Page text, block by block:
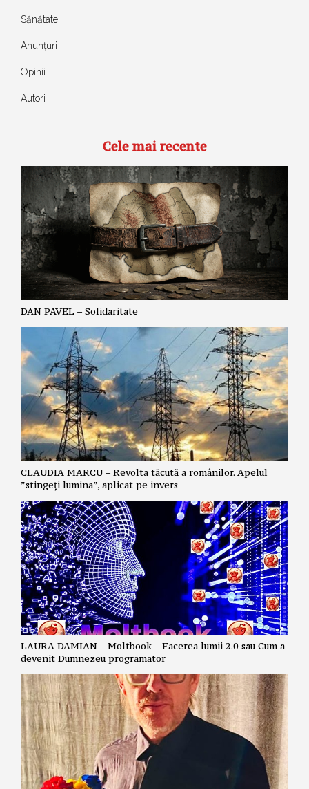
Sănătate
Anunțuri
Opinii
Autori
Cele mai recente
DAN PAVEL – Solidaritate
CLAUDIA MARCU – Revolta tăcută a românilor. Apelul
”stingeți lumina”, aplicat pe invers
LAURA DAMIAN – Moltbook – Facerea lumii 2.0 sau Cum a
devenit Dumnezeu programator